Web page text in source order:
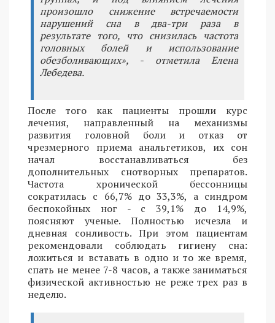
произошло снижение встречаемости
нарушений сна в два-три раза в
результате того, что снизилась частота
головных болей и использование
обезболивающих», - отметила Елена
Лебедева.
После того как пациенты прошли курс
лечения, направленный на механизмы
развития головной боли и отказ от
чрезмерного приема анальгетиков, их сон
начал восстанавливаться без
дополнительных снотворных препаратов.
Частота хронической бессонницы
сократилась с 66,7% до 33,3%, а синдром
беспокойных ног - с 39,1% до 14,9%,
поясняют ученые. Полностью исчезла и
дневная сонливость. При этом пациентам
рекомендовали соблюдать гигиену сна:
ложиться и вставать в одно и то же время,
спать не менее 7-8 часов, а также заниматься
физической активностью не реже трех раз в
неделю.